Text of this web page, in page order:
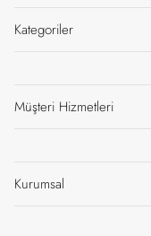
Kategoriler
Müşteri Hizmetleri
Kurumsal